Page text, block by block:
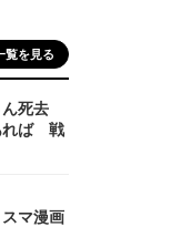
覧を見る
ん死去
れば 戦
マ漫画